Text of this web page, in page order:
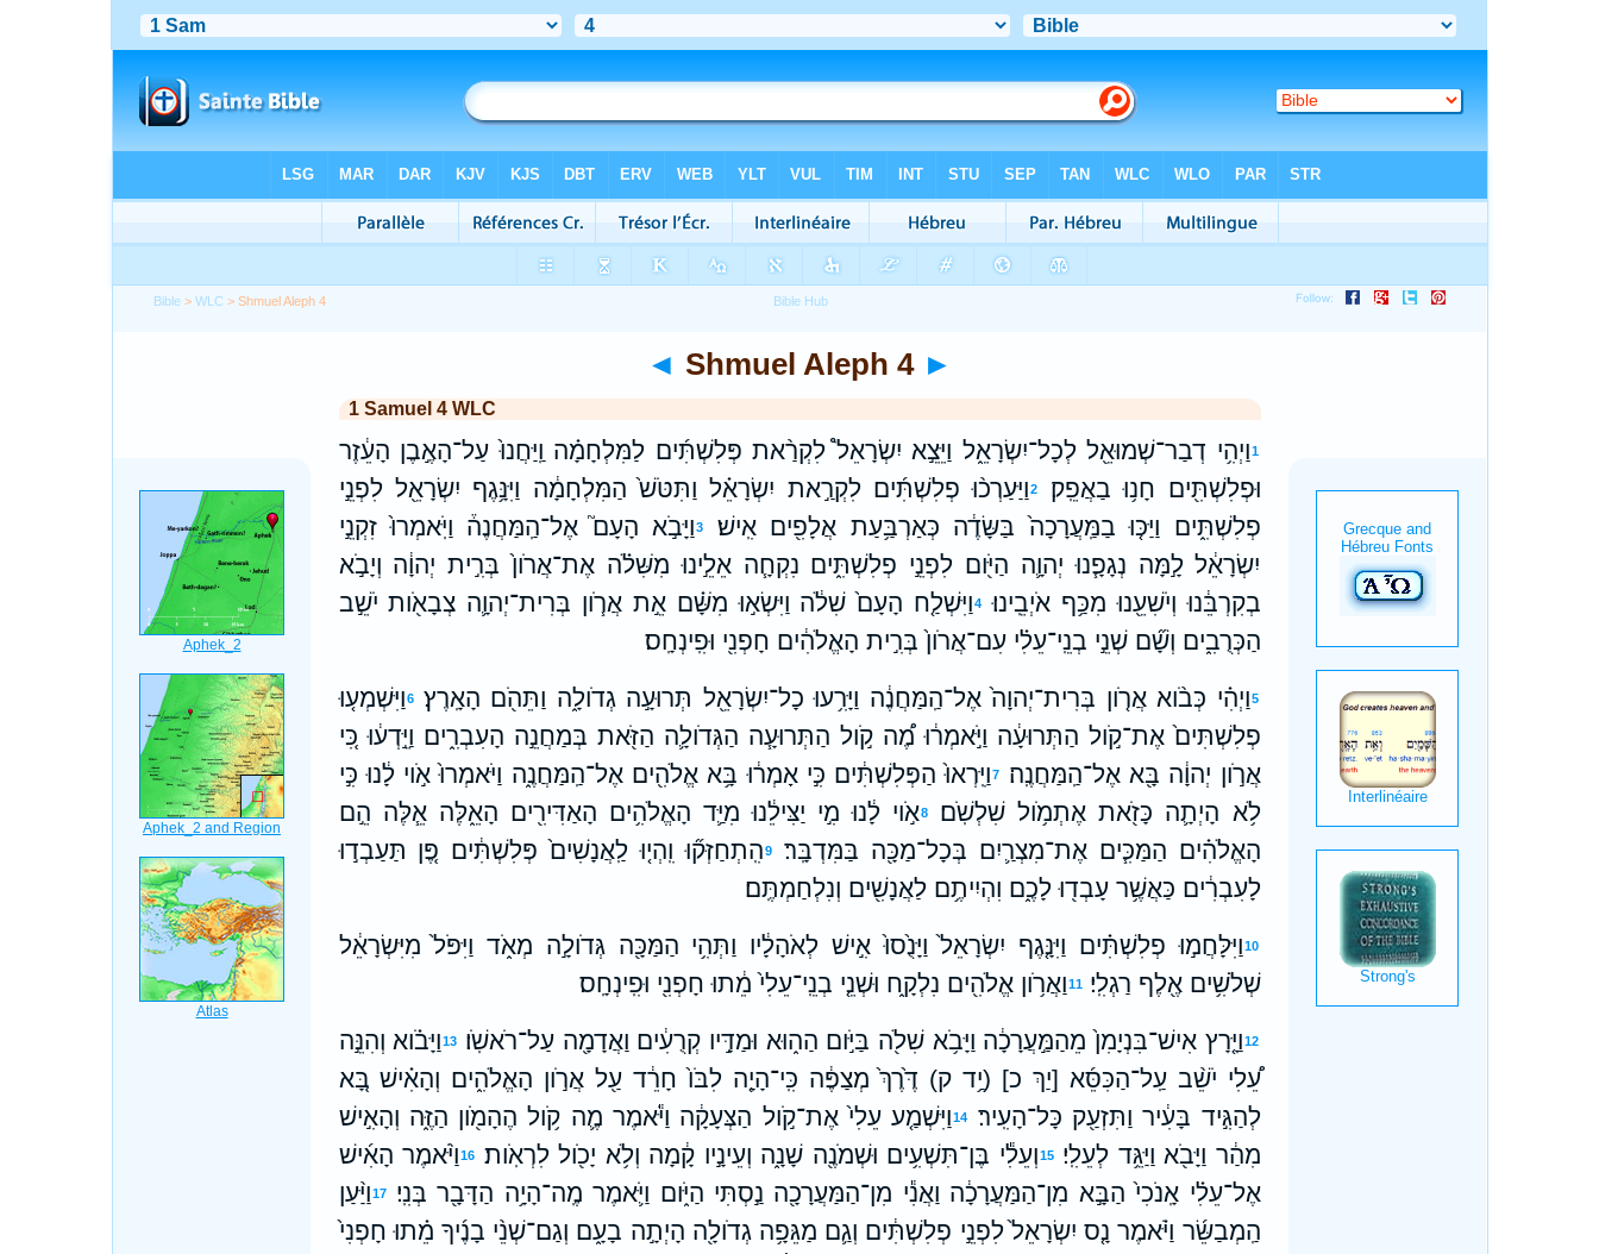
Bible >WLC > Shmuel Aleph 4
◄ Shmuel Aleph 4 ►
1 Samuel 4 WLC
1וַיְהִ֥י דְבַר־שְׁמוּאֵ֖ל לְכָל־יִשְׂרָאֵ֑ל וַיֵּצֵ֣א יִשְׂרָאֵל֩ לִקְרַ֨את פְּלִשְׁתִּ֜ים לַמִּלְחָמָ֗ה וַֽיַּחֲנוּ֙ עַל־הָאֶ֣בֶן הָעֵ֔זֶר
וּפְלִשְׁתִּ֖ים חָנ֥וּ בַאֲפֵֽק׃
2 וַיַּעַרְכ֨וּ פְלִשְׁתִּ֜ים לִקְרַ֣את יִשְׂרָאֵ֗ל וַתִּטֹּשׁ֙ הַמִּלְחָמָ֔ה וַיִּנָּ֥גֶף יִשְׂרָאֵ֖ל לִפְנֵ֣י
פְלִשְׁתִּ֑ים וַיַּכּ֤וּ בַמַּֽעֲרָכָה֙ בַּשָּׂדֶ֔ה כְּאַרְבַּ֥עַת אֲלָפִ֖ים אִֽישׁ׃
3וַיָּבֹ֣א הָעָם֮ אֶל־הַֽמַּחֲנֶה֒ וַיֹּֽאמְרוּ֙ זִקְנֵ֣י
יִשְׂרָאֵ֔ל לָ֣מָּה נְגָפָ֧נוּ יְהוָ֛ה הַיֹּ֖ום לִפְנֵ֣י פְלִשְׁתִּ֑ים נִקְחָ֧ה אֵלֵ֣ינוּ מִשִּׁלֹ֗ה אֶת־אֲרֹון֙ בְּרִ֣ית יְהוָ֔ה וְיָבֹ֣א
בְקִרְבֵּ֔נוּ וְיֹשִׁעֵ֖נוּ מִכַּ֥ף אֹיְבֵֽינוּ׃
4וַיִּשְׁלַ֤ח הָעָם֙ שִׁלֹ֔ה וַיִּשְׂא֣וּ מִשָּׁ֗ם אֵ֣ת אֲרֹ֧ון בְּרִית־יְהוָ֛ה צְבָאֹ֖ות יֹשֵׁ֣ב
הַכְּרֻבִ֑ים וְשָׁ֞ם שְׁנֵ֣י בְנֵֽי־עֵלִ֗י עִם־אֲרֹון֙ בְּרִ֣ית הָאֱלֹהִ֔ים חָפְנִ֖י וּפִֽינְחָֽס׃
5וַיְהִ֗י כְּבֹ֨וא אֲרֹ֤ון בְּרִית־יְהוָה֙ אֶל־הַֽמַּחֲנֶ֔ה וַיָּרִ֥עוּ כָל־יִשְׂרָאֵ֖ל תְּרוּעָ֣ה גְדֹולָ֑ה וַתֵּהֹ֖ם הָאָֽרֶץ׃ 6וַיִּשְׁמְע֤וּ
פְלִשְׁתִּים֙ אֶת־קֹ֣ול הַתְּרוּעָ֔ה וַיֹּ֣אמְר֔וּ מֶ֠ה קֹ֣ול הַתְּרוּעָ֧ה הַגְּדֹולָ֛ה הַזֹּ֖את בְּמַחֲנֵ֣ה הָעִבְרִ֑ים וַיֵּ֣דְע֔וּ כִּ֚י
אֲרֹ֣ון יְהוָ֔ה בָּ֖א אֶל־הַֽמַּחֲנֶֽה׃
7וַיִּֽרְאוּ֙ הַפְּלִשְׁתִּ֔ים כִּ֣י אָמְר֔וּ בָּ֥א אֱלֹהִ֖ים אֶל־הַֽמַּחֲנֶ֑ה וַיֹּאמְרוּ֙ אֹ֣וי לָ֔נוּ כִּ֣י
לֹ֥א הָיְתָ֛ה כָּזֹ֖את אֶתְמֹ֥ול שִׁלְשֹֽׁם׃
8אֹ֣וי לָ֔נוּ מִ֣י יַצִּילֵ֔נוּ מִיַּ֛ד הָאֱלֹהִ֥ים הָאַדִּירִ֖ים הָאֵ֑לֶּה אֵ֧לֶּה הֵ֣ם
הָאֱלֹהִ֗ים הַמַּכִּ֧ים אֶת־מִצְרַ֛יִם בְּכָל־מַכָּ֖ה בַּמִּדְבָּֽר׃
9הִֽתְחַזְּק֞וּ וִֽהְי֤וּ לַֽאֲנָשִׁים֙ פְּלִשְׁתִּ֔ים פֶּ֚ן תַּעַבְד֣וּ
לָעִבְרִ֔ים כַּאֲשֶׁ֥ר עָבְד֖וּ לָכֶ֑ם וִהְיִיתֶ֥ם לַאֲנָשִׁ֖ים וְנִלְחַמְתֶּֽם׃
10וַיִּלָּחֲמ֣וּ פְלִשְׁתִּ֗ים וַיִּנָּ֤גֶף יִשְׂרָאֵל֙ וַיָּנֻ֙סוּ֙ אִ֣ישׁ לְאֹהָלָ֔יו וַתְּהִ֥י הַמַּכָּ֖ה גְּדֹולָ֣ה מְאֹ֑ד וַיִּפֹּל֙ מִיִּשְׂרָאֵ֔ל
שְׁלֹשִׁ֥ים אֶ֖לֶף רַגְלִֽי׃
11וַאֲרֹ֥ון אֱלֹהִ֖ים נִלְקָ֑ח וּשְׁנֵ֤י בְנֵֽי־עֵלִי֙ מֵ֔תוּ חָפְנִ֖י וּפִֽינְחָֽס׃
12וַיָּ֤רָץ אִישׁ־בִּנְיָמִן֙ מֵהַמַּ֣עֲרָכָ֔ה וַיָּבֹ֥א שִׁלֹ֖ה בַּיֹּ֣ום הַה֑וּא וּמַדָּ֣יו קְרֻעִ֔ים וַאֲדָמָ֖ה עַל־רֹאשֹֽׁו׃ 13וַיָּבֹ֗וא וְהִנֵּ֣ה
עֵ֠לִי יֹשֵׁ֨ב עַֽל־הַכִּסֵּ֜א [יַךְ כ] (יַ֥ד ק) דֶּ֙רֶךְ֙ מְצַפֶּ֔ה כִּֽי־הָיָ֤ה לִבֹּו֙ חָרֵ֔ד עַ֖ל אֲרֹ֣ון הָאֱלֹהִ֑ים וְהָאִ֗ישׁ בָּ֚א
לְהַגִּ֣יד בָּעִ֔יר וַתִּזְעַ֖ק כָּל־הָעִֽיר׃
14וַיִּשְׁמַ֤ע עֵלִי֙ אֶת־קֹ֣ול הַצְּעָקָ֔ה וַיֹּ֕אמֶר מֶ֛ה קֹ֥ול הֶהָמֹ֖ון הַזֶּ֑ה וְהָאִ֣ישׁ
מִהַ֔ר וַיָּבֹ֖א וַיַּגֵּ֥ד לְעֵלִֽי׃
15וְעֵלִ֕י בֶּן־תִּשְׁעִ֥ים וּשְׁמֹנֶ֖ה שָׁנָ֑ה וְעֵינָ֣יו קָ֔מָה וְלֹ֥א יָכֹ֖ול לִרְאֹֽות׃ 16וַיֹּ֨אמֶר הָאִ֜ישׁ
אֶל־עֵלִ֗י אָֽנֹכִי֙ הַבָּ֣א מִן־הַמַּעֲרָכָ֔ה וַאֲנִ֕י מִן־הַמַּעֲרָכָ֖ה נַ֣סְתִּי הַיֹּ֑ום וַיֹּ֛אמֶר מֶֽה־הָיָ֥ה הַדָּבָ֖ר בְּנִֽי׃
17וַיַּ֨עַן
הַֽמְבַשֵּׂ֜ר וַיֹּ֗אמֶר נָ֤ס יִשְׂרָאֵל֙ לִפְנֵ֣י פְלִשְׁתִּ֔ים וְגַ֛ם מַגֵּפָ֥ה גְדֹולָ֖ה הָיְתָ֣ה בָעָ֑ם וְגַם־שְׁנֵ֨י בָנֶ֜יךָ מֵ֗תוּ חָפְנִי֙